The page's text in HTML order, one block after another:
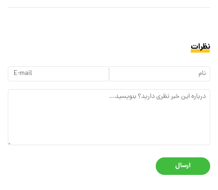
نظرات
ارسال